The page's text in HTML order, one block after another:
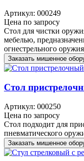
Артикул: 000249
Цена по запросу
Стол для чистки
мебелью,
огнестрельного
Заказать мишенное
Стол
Артикул: 000250
Цена по запросу
Стол подходит для
пневматического
Заказать мишенное